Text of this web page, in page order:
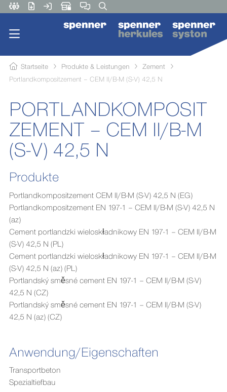
Startseite Produkte & Leistungen
Zement
Portlandkompositzement – CEM II/B-M (S-V) 42,5 N
PORTLANDKOMPOSIT
ZEMENT – CEM II/B-M
(S-V) 42,5 N
Produkte
Portlandkompositzement CEM II/B-M (S-V) 42,5 N (EG)
Portlandkompositzement EN 197-1 – CEM II/B-M (S-V) 42,5 N
(az)
Cement portlandzki wieloskładnikowy EN 197-1 – CEM II/B-M
(S-V) 42,5 N (PL)
Cement portlandzki wieloskładnikowy EN 197-1 – CEM II/B-M
(S-V) 42,5 N (az) (PL)
Portlandský směsné cement EN 197-1 – CEM II/B-M (S-V)
42,5 N (CZ)
Portlandský směsné cement EN 197-1 – CEM II/B-M (S-V)
42,5 N (az) (CZ)
Anwendung/Eigenschaften
Transportbeton
Spezialtiefbau